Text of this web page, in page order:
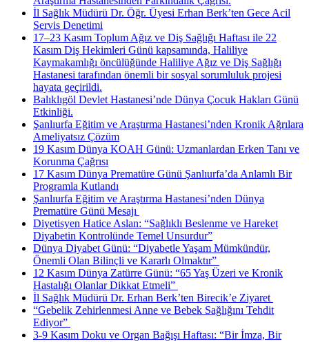
İl Sağlık Müdürü Dr. Öğr. Üyesi Erhan Berk’ten Gece Acil
Servis Denetimi
17–23 Kasım Toplum Ağız ve Diş Sağlığı Haftası ile 22
Kasım Diş Hekimleri Günü kapsamında, Haliliye
Kaymakamlığı öncülüğünde Haliliye Ağız ve Diş Sağlığı
Hastanesi tarafından önemli bir sosyal sorumluluk projesi
hayata geçirildi.
Balıklıgöl Devlet Hastanesi’nde Dünya Çocuk Hakları Günü
Etkinliği.
Şanlıurfa Eğitim ve Araştırma Hastanesi’nden Kronik Ağrılara
Ameliyatsız Çözüm
19 Kasım Dünya KOAH Günü: Uzmanlardan Erken Tanı ve
Korunma Çağrısı
17 Kasım Dünya Prematüre Günü Şanlıurfa’da Anlamlı Bir
Programla Kutlandı
Şanlıurfa Eğitim ve Araştırma Hastanesi’nden Dünya
Prematüre Günü Mesajı ​
Diyetisyen Hatice Aslan: “Sağlıklı Beslenme ve Hareket
Diyabetin Kontrolünde Temel Unsurdur”
Dünya Diyabet Günü: “Diyabetle Yaşam Mümkündür,
Önemli Olan Bilinçli ve Kararlı Olmaktır” ​
12 Kasım Dünya Zatürre Günü: “65 Yaş Üzeri ve Kronik
Hastalığı Olanlar Dikkat Etmeli” ​
İl Sağlık Müdürü Dr. Erhan Berk’ten Birecik’e Ziyaret ​
“Gebelik Zehirlenmesi Anne ve Bebek Sağlığını Tehdit
Ediyor” ​
3-9 Kasım Doku ve Organ Bağışı Haftası: “Bir İmza, Bir